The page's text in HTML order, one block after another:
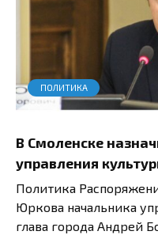
ПОЛИТИКА
В Смоленске
управления
Политика
Юркова начальника
глава города Андрей